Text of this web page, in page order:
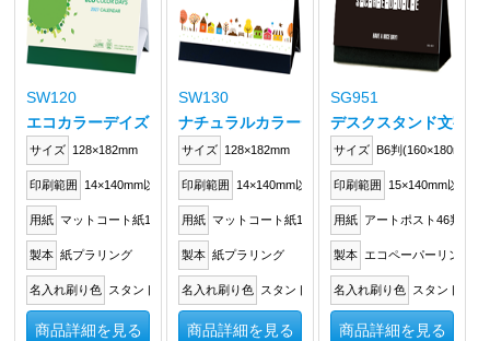
SW120
エコカラーデイズ
サイズ 128×182mm
印刷範囲 14×140mm以内
用紙 マットコート紙135kg
製本 紙プラリング
名入れ刷り色 スタンドに箔押し
商品詳細を見る
SW130
ナチュラルカラーデスク
サイズ 128×182mm
印刷範囲 14×140mm以内
用紙 マットコート紙135kg
製本 紙プラリング
名入れ刷り色 スタンドに箔押し
商品詳細を見る
SG951
デスクスタンド文字
サイズ B6判(160×180mm)
印刷範囲 15×140mm以内
用紙 アートポスト46判
製本 エコペーパーリング
名入れ刷り色 スタンドに箔
商品詳細を見る